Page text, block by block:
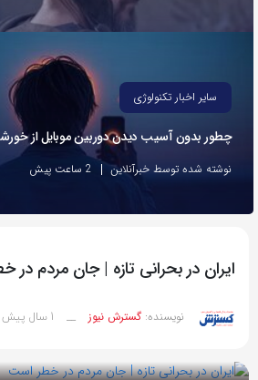
اشتراک
لینک
سایر اخبار تکنولوژی
چطور بدون آسیب دیدن دوربین موبایل از
نوشته شده توسط خبرآنلاین 2 ساعت پیش
ایران در بحرانی تازه | جان مردم
نویسنده: گسترش نیوز __ 1 سال پیش